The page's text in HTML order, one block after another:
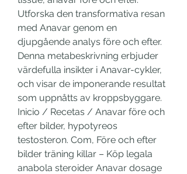
Utforska den transformativa resan
med Anavar genom en
djupgående analys före och efter.
Denna metabeskrivning erbjuder
värdefulla insikter i Anavar-cykler,
och visar de imponerande resultat
som uppnåtts av kroppsbyggare.
Inicio / Recetas / Anavar före och
efter bilder, hypotyreos
testosteron. Com, Före och efter
bilder träning killar – Köp legala
anabola steroider Anavar dosage